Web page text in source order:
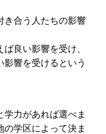
き合う人たちの影響
良い影響を受け、
響を受けるという
力があれば選べま
学区によって決ま